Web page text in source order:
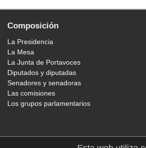
Composición
La Presidencia
La Mesa
La Junta de Portavoces
Diputados y diputadas
Senadores y senadoras
Las comisiones
Los grupos parlamentarios